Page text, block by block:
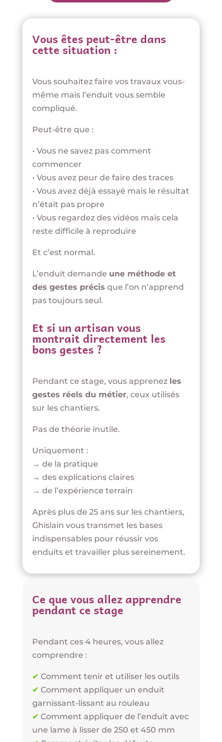
Vous êtes peut-être dans
cette situation :
Vous souhaitez faire vos travaux vous-
même mais l’enduit vous semble
compliqué.
Peut-être que :
• Vous ne savez pas comment
commencer
• Vous avez peur de faire des traces
• Vous avez déjà essayé mais le résultat
n’était pas propre
• Vous regardez des vidéos mais cela
reste difficile à reproduire
Et c’est normal.
L’enduit demande une méthode et
des gestes précis que l’on n’apprend
pas toujours seul.
Et si un artisan vous
montrait directement les
bons gestes ?
Pendant ce stage, vous apprenez les
gestes réels du métier, ceux utilisés
sur les chantiers.
Pas de théorie inutile.
Uniquement :
→ de la pratique
→ des explications claires
→ de l’expérience terrain
Après plus de 25 ans sur les chantiers,
Ghislain vous transmet les bases
indispensables pour réussir vos
enduits et travailler plus sereinement.
Ce que vous allez apprendre
pendant ce stage
Pendant ces 4 heures, vous allez
comprendre :
✔ Comment tenir et utiliser les outils
✔ Comment appliquer un enduit
garnissant-lissant au rouleau
✔ Comment appliquer de l’enduit avec
une lame à lisser de 250 et 450 mm